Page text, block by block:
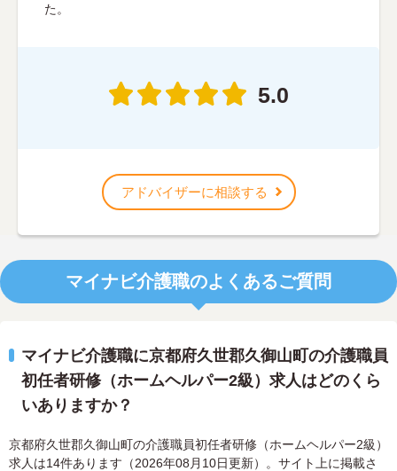
た。
5.0
アドバイザーに相談する
マイナビ介護職のよくあるご質問
マイナビ介護職に京都府久世郡久御山町の介護職員
初任者研修（ホームヘルパー2級）求人はどのくら
いありますか？
京都府久世郡久御山町の介護職員初任者研修（ホームヘルパー2級）
求人は14件あります（2026年08月10日更新）。サイト上に掲載さ